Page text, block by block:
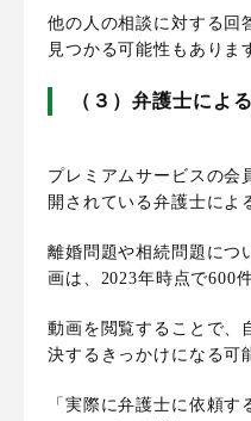
他の人の相談に対する回
見つかる可能性もありま
（３）弁護士によ
プレミアムサービスの会
開されている弁護士によ
離婚問題や相続問題につ
画は、2023年時点で600
動画を閲覧することで、
決するきっかけになる可
「実際に弁護士に依頼